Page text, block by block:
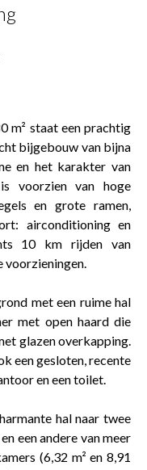
m² staat een prachtig
bijgebouw van bijna
en het karakter van
voorzien van hoge
en grote ramen,
airconditioning en
10 km rijden van
voorzieningen.
met een ruime hal
met open haard die
glazen overkapping.
een gesloten, recente
en een toilet.
hal naar twee
een andere van meer
(6,32 m² en 8,91